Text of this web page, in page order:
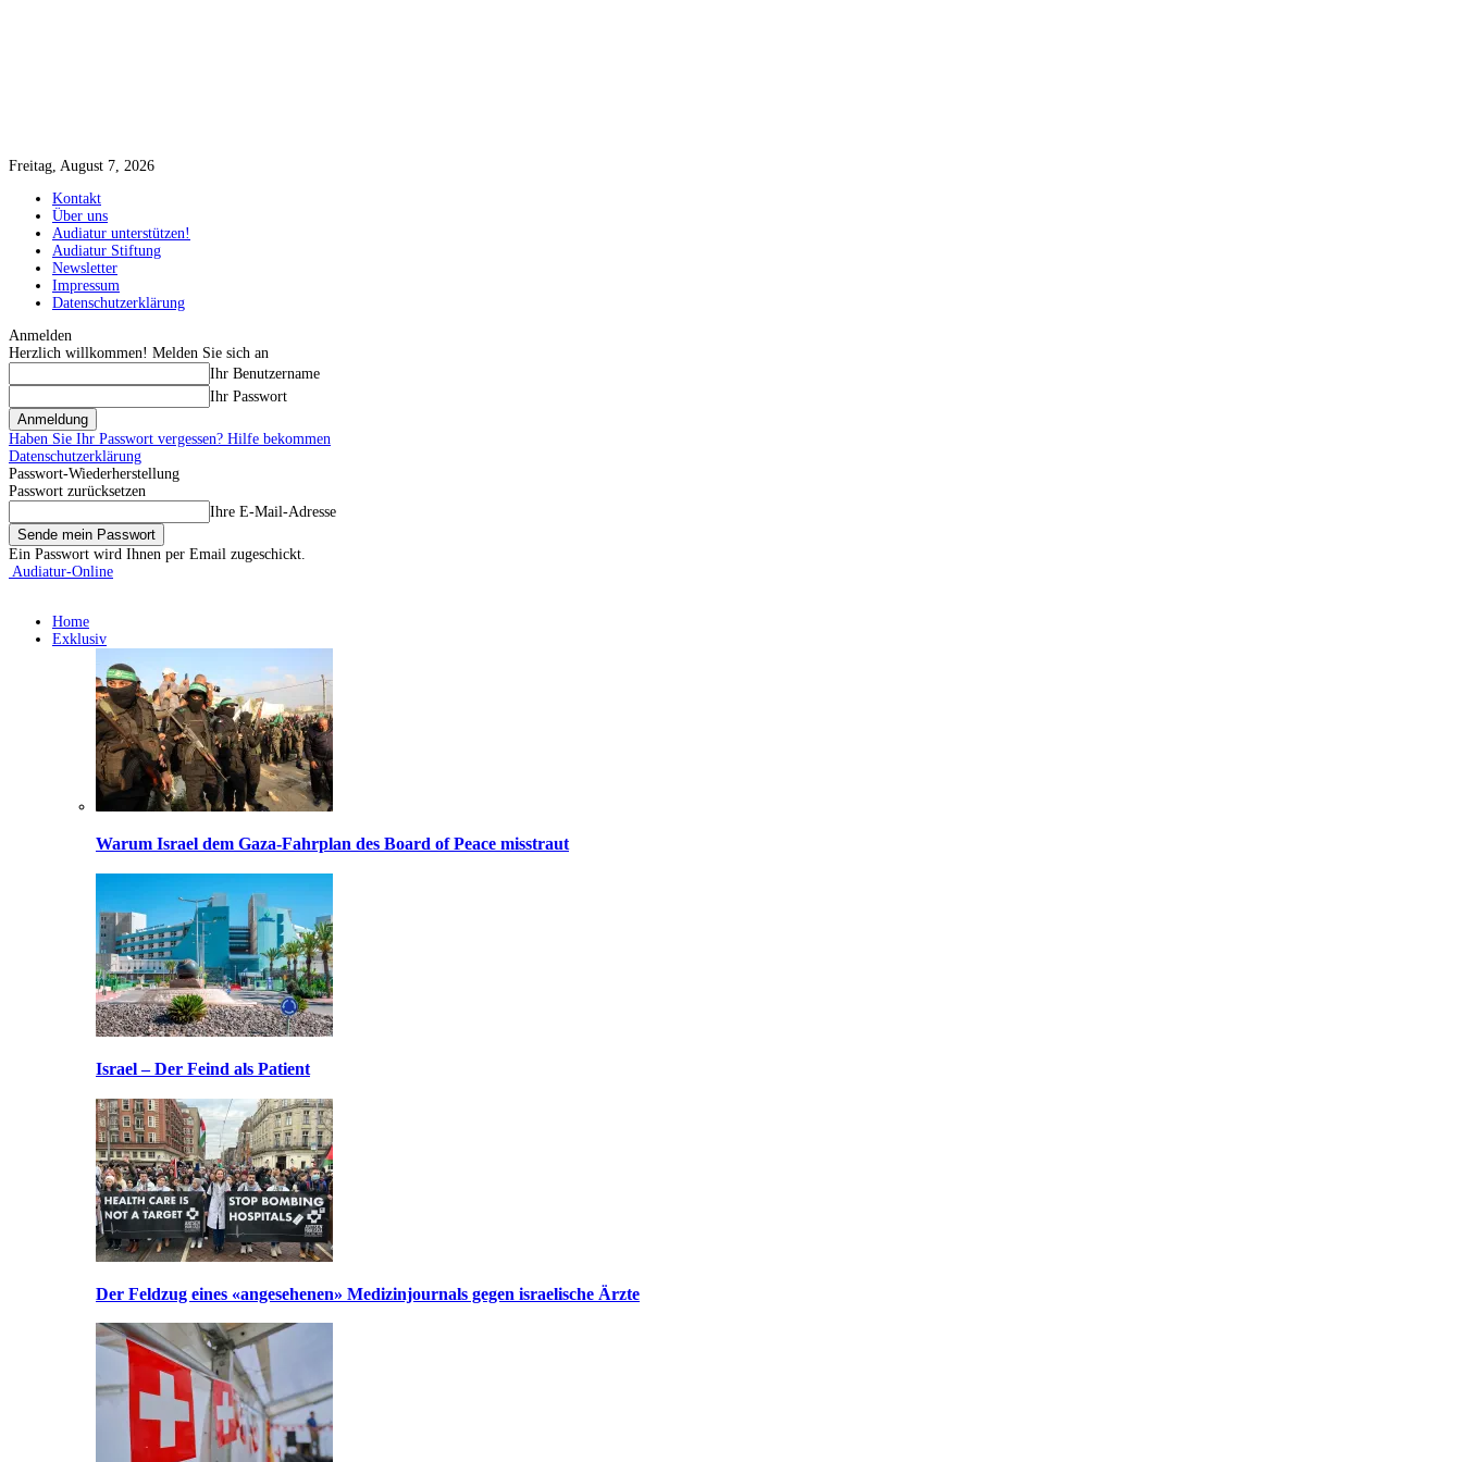
Freitag, August 7, 2026
Kontakt
Über uns
Audiatur unterstützen!
Audiatur Stiftung
Newsletter
Impressum
Datenschutzerklärung
Anmelden
Herzlich willkommen! Melden Sie sich an
Ihr Benutzername
Ihr Passwort
Haben Sie Ihr Passwort vergessen? Hilfe bekommen
Datenschutzerklärung
Passwort-Wiederherstellung
Passwort zurücksetzen
Ihre E-Mail-Adresse
Ein Passwort wird Ihnen per Email zugeschickt.
Audiatur-Online
Home
Exklusiv
Warum Israel dem Gaza-Fahrplan des Board of Peace misstraut
Israel – Der Feind als Patient
Der Feldzug eines «angesehenen» Medizinjournals gegen israelische Ärzte